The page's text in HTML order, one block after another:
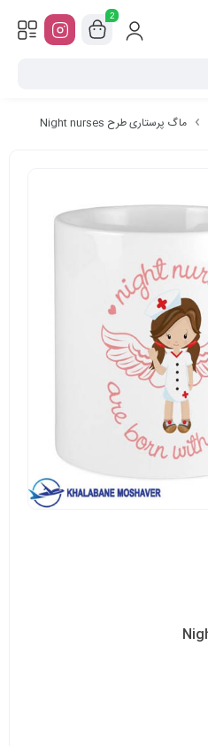
2
ماگ پرستاری طرح Night nurses